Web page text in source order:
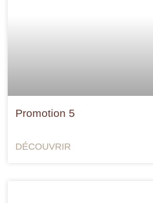
Promotion 5
DÉCOUVRIR